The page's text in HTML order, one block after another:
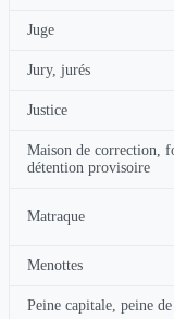
Juge
Jury, jurés
Justice
Maison de correction,
détention provisoire
Matraque
Menottes
Peine capitale, peine